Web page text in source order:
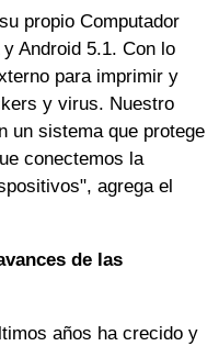
propio Computador
Android 5.1. Con lo
para imprimir y
y virus. Nuestro
un sistema que protege
conectemos la
agrega el
de las
años ha crecido y